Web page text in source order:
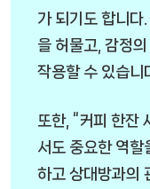
가 되기도 합니다.
을 허물고, 감정
작용할 수 있습니
또한, “커피 한잔
서도 중요한 역할
하고 상대방과의